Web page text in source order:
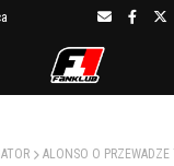
ALONSO O